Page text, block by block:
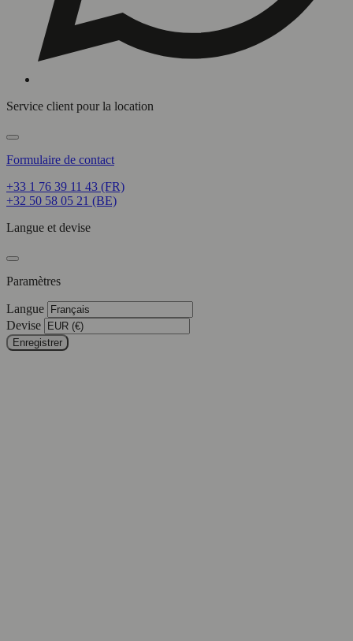
Service client pour la location
Formulaire de contact
+33 1 76 39 11 43 (FR)
+32 50 58 05 21 (BE)
Langue et devise
Paramètres
Langue
Devise
Enregistrer